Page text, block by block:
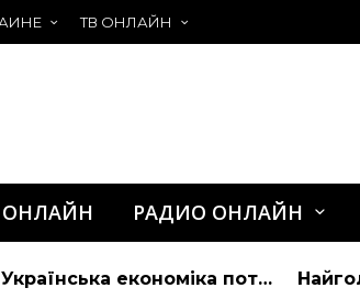
ТВ ОНЛАЙН
ОНЛАЙН РАДИО ОНЛАЙН
Українська економіка потребує залучення іноземних інвесторів. Водночас нам нео…